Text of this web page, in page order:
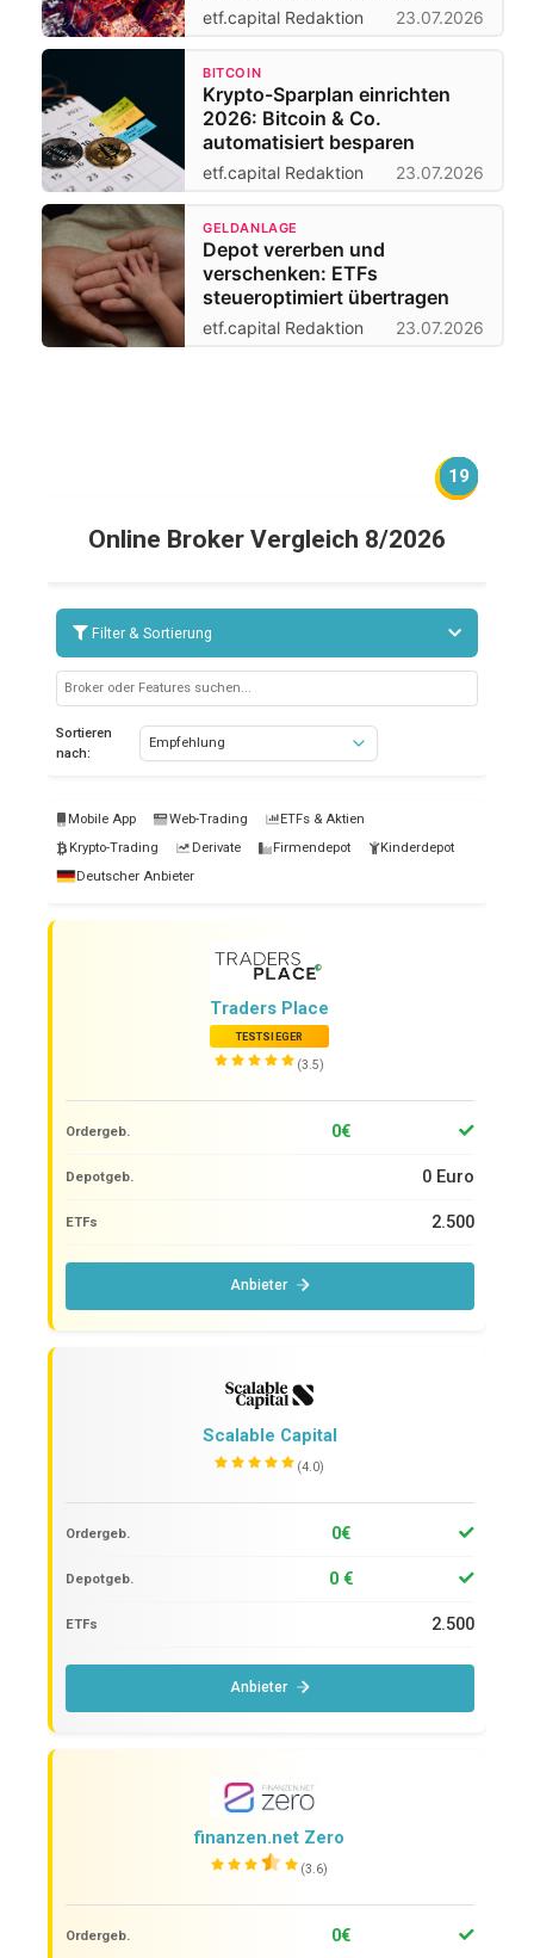
etf.capital Redaktion 23.07.2026
BITCOIN
Krypto-Sparplan einrichten
2026: Bitcoin & Co.
automatisiert besparen
etf.capital Redaktion 23.07.2026
GELDANLAGE
Depot vererben und
verschenken: ETFs
steueroptimiert übertragen
etf.capital Redaktion 23.07.2026